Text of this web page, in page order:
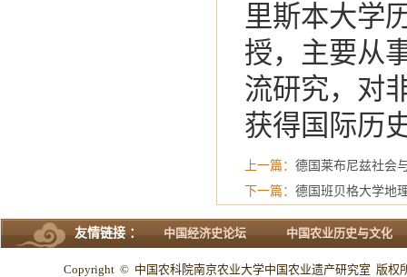
里斯本大学
授，主要从
流研究，对
获得国际历
上一篇： 德国莱布尼兹社会
下一篇： 德国班贝格大学地
友情链接 ： 中国经济史论坛 中国农业历史与文化
Copyright © 中国农科院南京农业大学中国农业遗产研究室 版权